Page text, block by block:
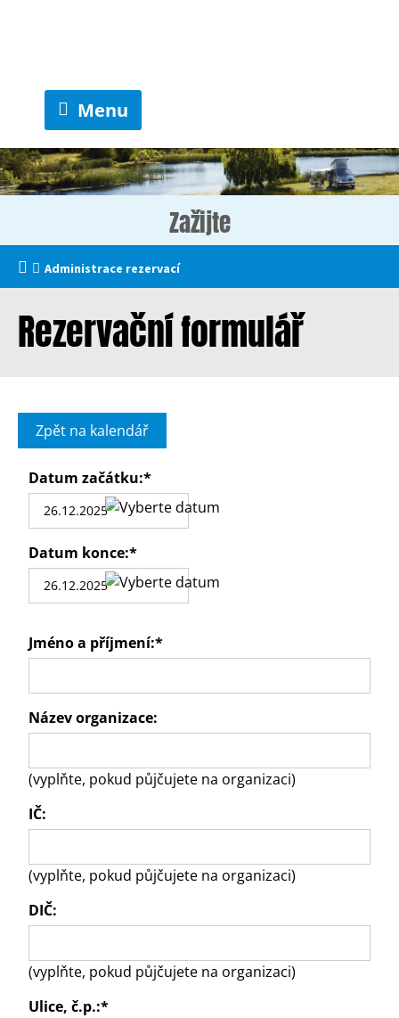
Menu
Zažijte
Administrace rezervací
Rezervační formulář
Zpět na kalendář
Datum začátku:*
Datum konce:*
Jméno a příjmení:*
Název organizace:
(vyplňte, pokud půjčujete na organizaci)
IČ:
(vyplňte, pokud půjčujete na organizaci)
DIČ:
(vyplňte, pokud půjčujete na organizaci)
Ulice, č.p.:*